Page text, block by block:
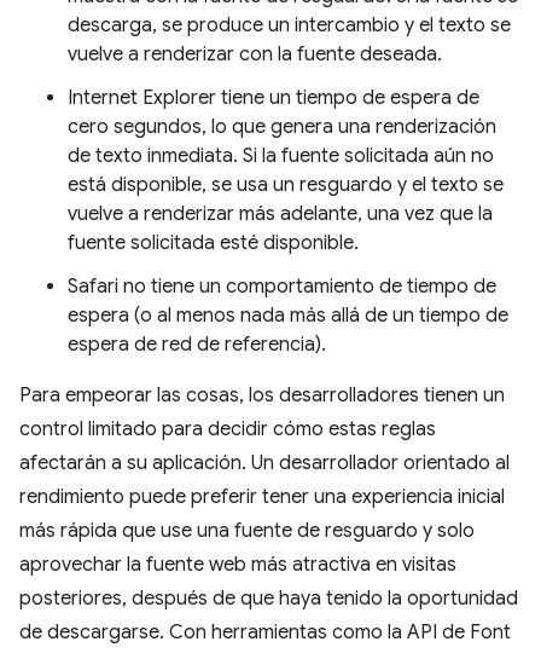
descarga, se produce un intercambio y el texto se
vuelve a renderizar con la fuente deseada.
Internet Explorer tiene un tiempo de espera de
cero segundos, lo que genera una renderización
de texto inmediata. Si la fuente solicitada aún no
está disponible, se usa un resguardo y el texto se
vuelve a renderizar más adelante, una vez que la
fuente solicitada esté disponible.
Safari no tiene un comportamiento de tiempo de
espera (o al menos nada más allá de un tiempo de
espera de red de referencia).
Para empeorar las cosas, los desarrolladores tienen un
control limitado para decidir cómo estas reglas
afectarán a su aplicación. Un desarrollador orientado al
rendimiento puede preferir tener una experiencia inicial
más rápida que use una fuente de resguardo y solo
aprovechar la fuente web más atractiva en visitas
posteriores, después de que haya tenido la oportunidad
de descargarse. Con herramientas como la API de Font